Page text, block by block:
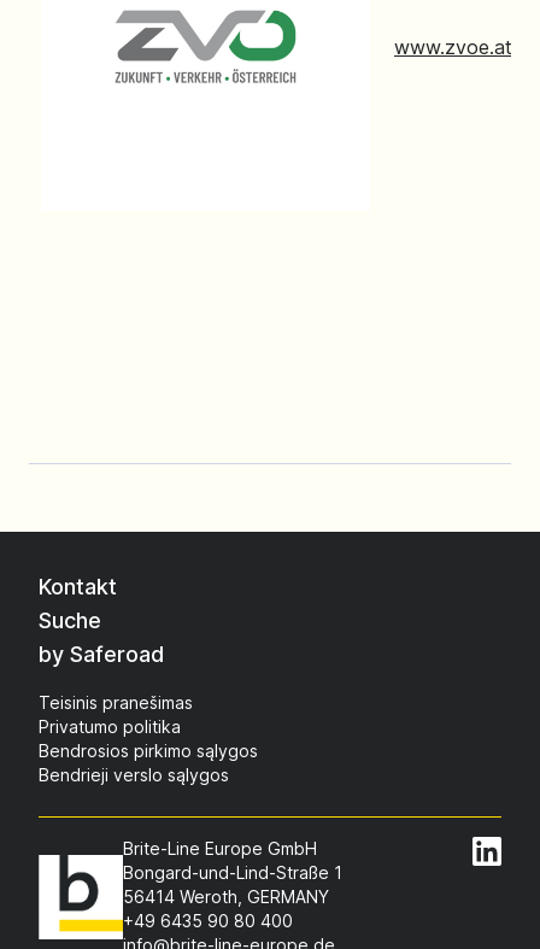
www.zvoe.at
Kontakt
Suche
by Saferoad
Teisinis pranešimas
Privatumo politika
Bendrosios pirkimo sąlygos
Bendrieji verslo sąlygos
Brite-Line Europe GmbH
Bongard-und-Lind-Straße 1
56414 Weroth, GERMANY
+49 6435 90 80 400
info@brite-line-europe.de